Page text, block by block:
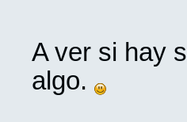
A ver si hay
algo.